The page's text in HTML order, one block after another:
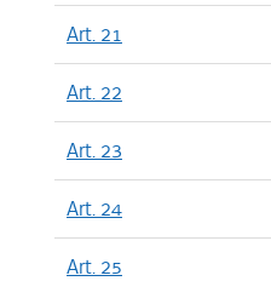
Art. 21
Art. 22
Art. 23
Art. 24
Art. 25